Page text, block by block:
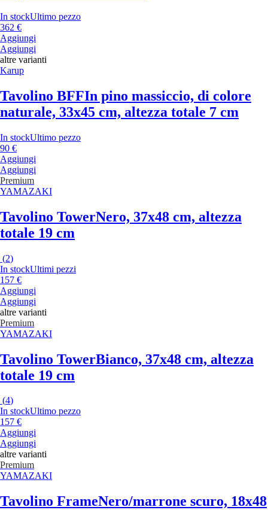
In stockUltimo pezzo
362 €
Aggiungi
Aggiungi
altre varianti
Karup
Tavolino BFFIn pino massiccio, di colore
naturale, 33x45 cm, altezza totale 7 cm
In stockUltimo pezzo
90 €
Aggiungi
Aggiungi
Premium
YAMAZAKI
Tavolino TowerNero, 37x48 cm, altezza
totale 19 cm
(2)
In stockUltimi pezzi
157 €
Aggiungi
Aggiungi
altre varianti
Premium
YAMAZAKI
Tavolino TowerBianco, 37x48 cm, altezza
totale 19 cm
(4)
In stockUltimo pezzo
157 €
Aggiungi
Aggiungi
altre varianti
Premium
YAMAZAKI
Tavolino FrameNero/marrone scuro, 18x48